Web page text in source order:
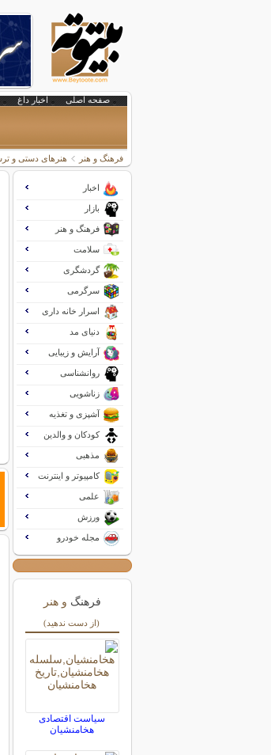
صفحه اصلی اخبار داغ
فرهنگ و هنر هنرهای دستی و
اخبار
بازار
فرهنگ و هنر
سلامت
گردشگری
سرگرمی
اسرار خانه داری
دنیای مد
آرایش و زیبایی
روانشناسی
زناشویی
آشپزی و تغذیه
کودکان و والدین
مذهبی
کامپیوتر و اینترنت
علمی
ورزش
مجله خودرو
فرهنگ و هنر
(از دست ندهید)
سیاست اقتصادی
هخامنشیان